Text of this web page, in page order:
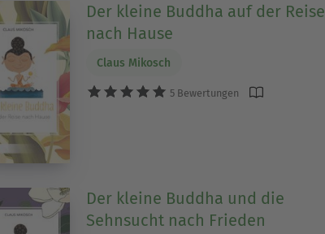
Der kleine Buddha auf der Reise
nach Hause
Claus Mikosch
5 Bewertungen
Der kleine Buddha und die
Sehnsucht nach Frieden